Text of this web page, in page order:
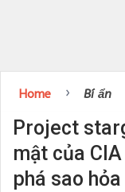
Home › Bí ẩn
Project
mật của
phá sao hỏa